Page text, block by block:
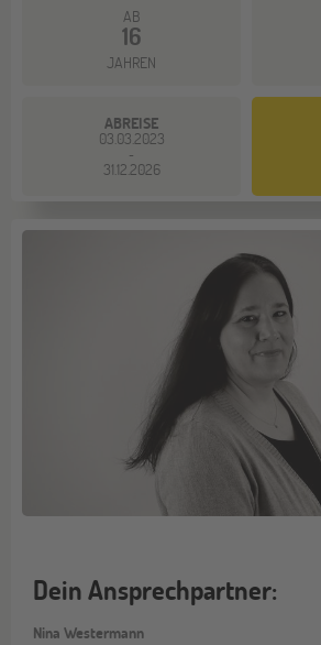
AB
16
JAHREN
ABREISE
03.03.2023
-
31.12.2026
Dein Ansprechpartner:
Nina Westermann